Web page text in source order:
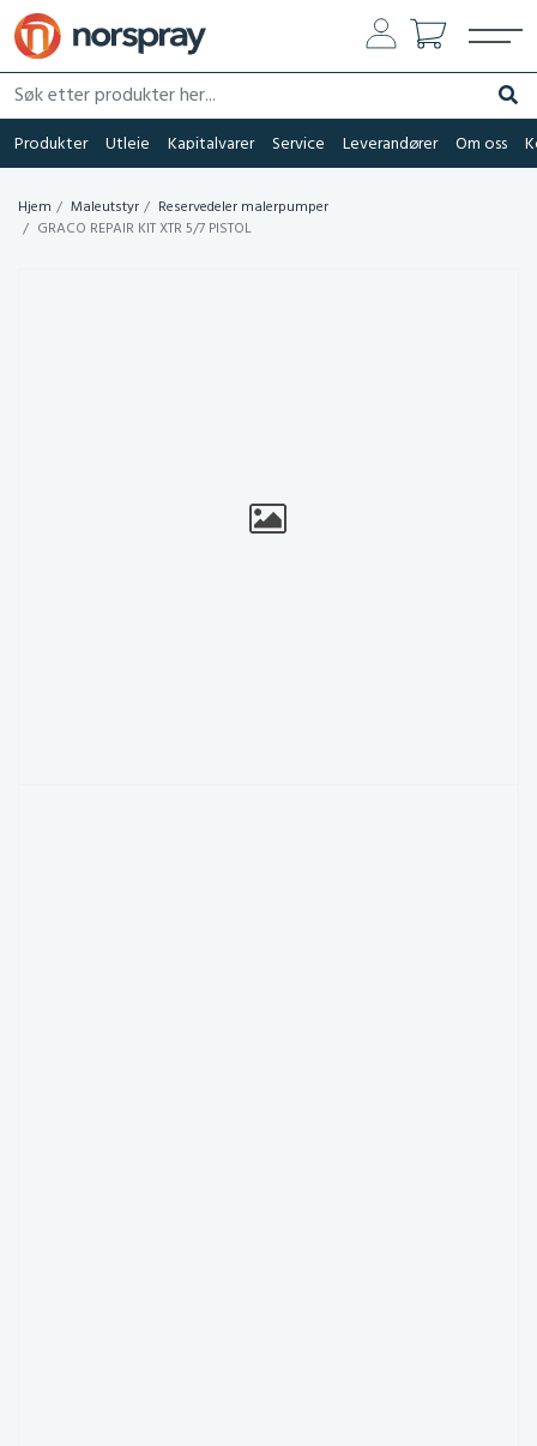
Søk etter produkter her...
Søk
Produkter Utleie Kapitalvarer Service Leverandører Om oss
Hjem Maleutstyr
Reservedeler malerpumper
GRACO REPAIR KIT XTR 5/7 PISTOL